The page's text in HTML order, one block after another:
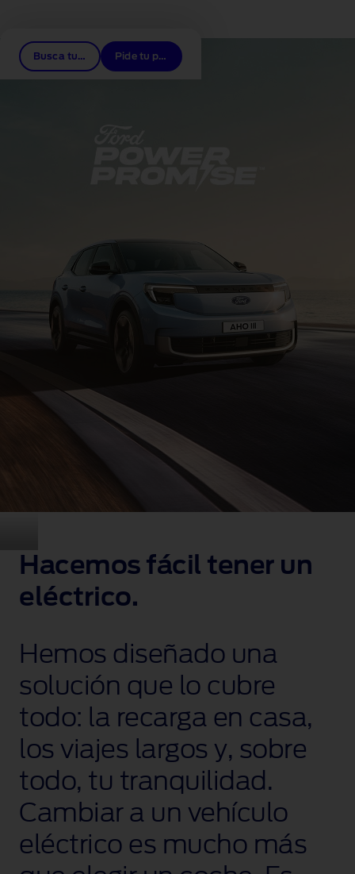
Busca tu concesionario Pide tu prueba
Hacemos fácil tener un
eléctrico.
Hemos diseñado una
solución que lo cubre
todo: la recarga en casa,
los viajes largos y, sobre
todo, tu tranquilidad.
Cambiar a un vehículo
eléctrico es mucho más